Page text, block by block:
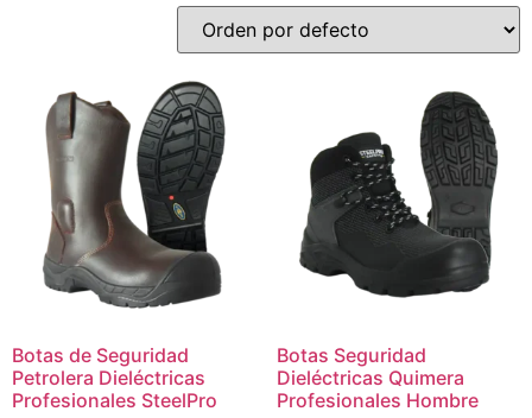
Botas de Seguridad
Petrolera Dieléctricas
Profesionales SteelPro
Botas Seguridad
Dieléctricas Quimera
Profesionales Hombre